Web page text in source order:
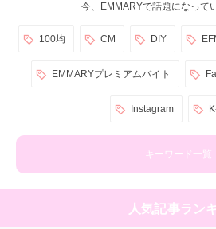
今、EMMARYで話題になって
100均 CM DIY
EMMARYプレミアムバイト
Instagram
キーワード一覧
人気記事ラン